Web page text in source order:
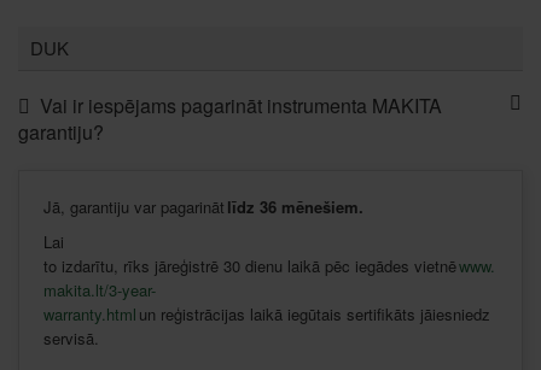
DUK
Vai ir iespējams pagarināt instrumenta MAKITA
garantiju?
Jā, garantiju var pagarināt līdz 36 mēnešiem.
Lai
to izdarītu, rīks jāreģistrē 30 dienu laikā pēc iegādes vietnēwww.
makita.lt/3-year-
warranty.html un reģistrācijas laikā iegūtais sertifikāts jāiesniedz
servisā.